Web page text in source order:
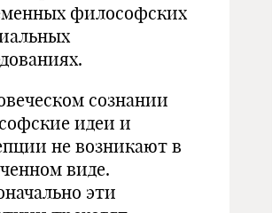
философских
сознании
идеи и
не возникают в
виде.
эти